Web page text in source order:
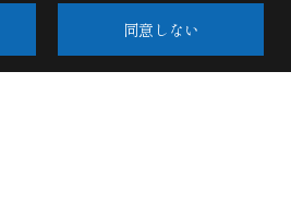
同意しない